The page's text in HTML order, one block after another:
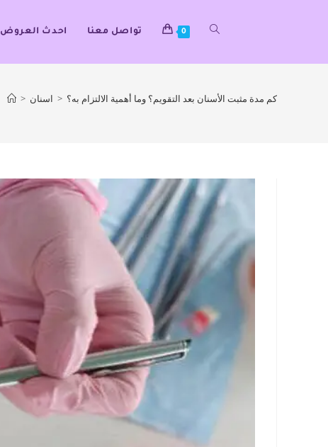
احدث العروض تواصل معنا 0
> اسنان > كم مدة مثبت الأسنان بعد التقويم؟ وما أهمية الالتزام به؟